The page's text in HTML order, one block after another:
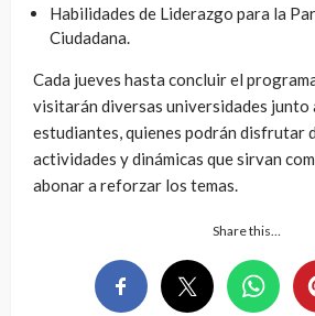
Habilidades de Liderazgo para la
Ciudadana.
Cada jueves hasta concluir el
visitarán diversas universidades junto
estudiantes, quienes podrán disfrutar
actividades y dinámicas que sirvan
abonar a reforzar los temas.
Share this…